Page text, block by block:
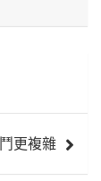
更複雜